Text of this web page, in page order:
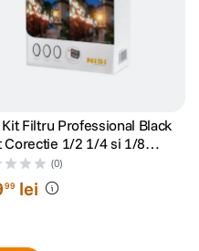
Filtru Professional Black
Corectie 1/2 1/4 si 1/8
(0)
99 lei